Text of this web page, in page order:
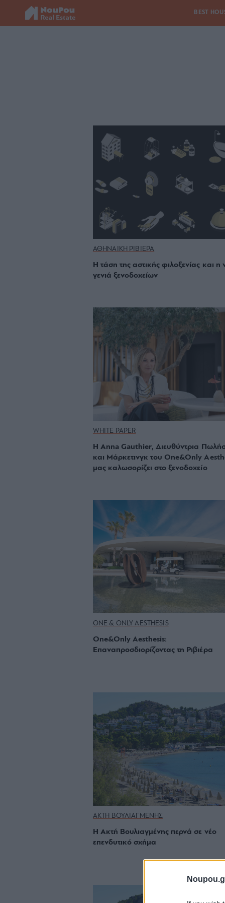
BEST
ΑΘΗΝΑΙΚΗ ΡΙΒΙΕΡΑ
Η τάση της αστικής φιλοξενίας και η
γενιά ξενοδοχείων
WHITE PAPER
Η Anna Gauthier, Διευθύντρια
και Μάρκετινγκ του One&Only
μας καλωσορίζει στο ξενοδοχείο
ONE & ONLY AESTHESIS
One&Only Aesthesis:
Επαναπροσδιορίζοντας τη Ριβιέρα
ΑΚΤΗ ΒΟΥΛΙΑΓΜΕΝΗΣ
Η Ακτή Βουλιαγμένης περνά σε νέο
επενδυτικό σχήμα